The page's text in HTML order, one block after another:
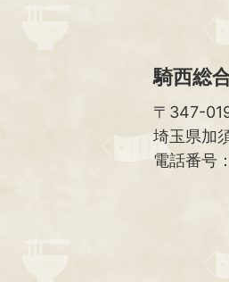
騎西総
〒347-
埼玉県加
電話番号